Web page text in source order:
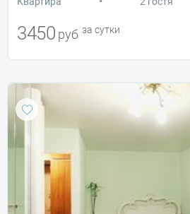
3450 руб за сутки